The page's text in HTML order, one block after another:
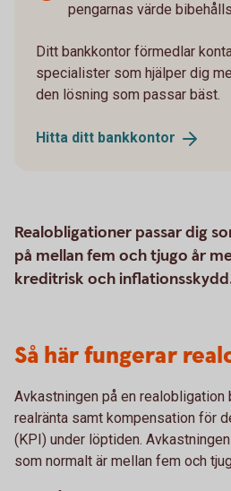
pengarnas värde bibehålls
Ditt bankkontor förmedlar
specialister som hjälper dig
den lösning som passar bäst.
Hitta ditt bankkontor
Realobligationer passar dig
på mellan fem och tjugo år
kreditrisk och
Så här fungerar
Avkastningen på en
realränta samt kompensation för
(KPI) under löptiden.
som normalt är mellan fem och